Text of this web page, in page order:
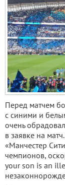
Перед матчем
с синими и
очень
в заявке на
«Манчестер
чемпионов,
your son is an